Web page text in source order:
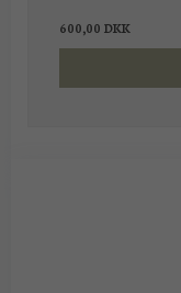
600,00 DKK